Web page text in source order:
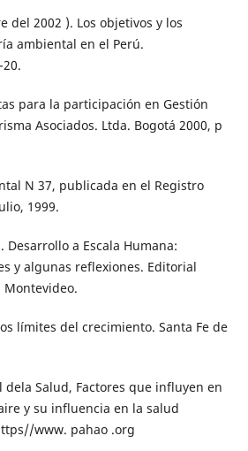
del 2002 ). Los objetivos y los
ambiental en el Perú.
para la participación en Gestión
Asociados. Ltda. Bogotá 2000, p
N 37, publicada en el Registro
1999.
Desarrollo a Escala Humana:
y algunas reflexiones. Editorial
Montevideo.
límites del crecimiento. Santa Fe de
Salud, Factores que influyen en
y su influencia en la salud
www. pahao .org